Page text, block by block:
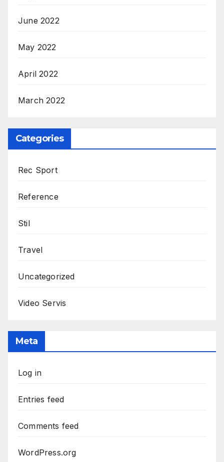
June 2022
May 2022
April 2022
March 2022
Categories
Rec Sport
Reference
Stil
Travel
Uncategorized
Video Servis
Meta
Log in
Entries feed
Comments feed
WordPress.org